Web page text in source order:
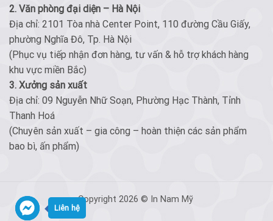
2. Văn phòng đại diện – Hà Nội
Địa chỉ: 2101 Tòa nhà Center Point, 110 đường Cầu Giấy,
phường Nghĩa Đô, Tp. Hà Nội
(Phục vụ tiếp nhận đơn hàng, tư vấn & hỗ trợ khách hàng
khu vực miền Bắc)
3. Xưởng sản xuất
Địa chỉ: 09 Nguyễn Nhữ Soạn, Phường Hạc Thành, Tỉnh
Thanh Hoá
(Chuyên sản xuất – gia công – hoàn thiện các sản phẩm
bao bì, ấn phẩm)
Copyright 2026 © In Nam Mỹ
Liên hệ